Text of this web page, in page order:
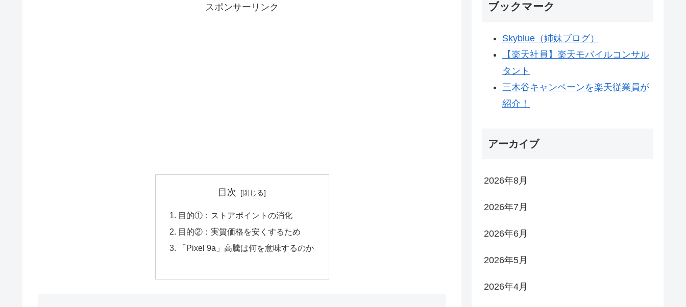
スポンサーリンク
目次
目的①：ストアポイントの消化
目的②：実質価格を安くするため
「Pixel 9a」高騰は何を意味するのか
ブックマーク
Skyblue（姉妹ブログ）
【楽天社員】楽天モバイルコンサル
タント
三木谷キャンペーンを楽天従業員が
紹介！
アーカイブ
2026年8月
2026年7月
2026年6月
2026年5月
2026年4月